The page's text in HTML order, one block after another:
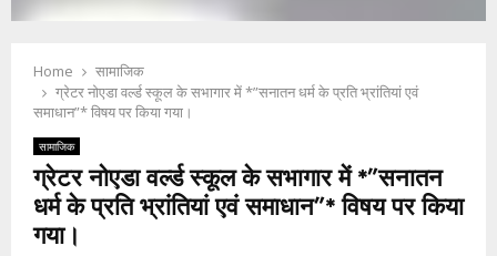
Home
सामाजिक
ग्रेटर नोएडा वर्ल्ड स्कूल के सभागार में *”सनातन धर्म के प्रति भ्रांतियां एवं
समाधान”* विषय पर किया गया।
सामाजिक
ग्रेटर नोएडा वर्ल्ड स्कूल के सभागार में *”सनातन
धर्म के प्रति भ्रांतियां एवं समाधान”* विषय पर किया
गया।